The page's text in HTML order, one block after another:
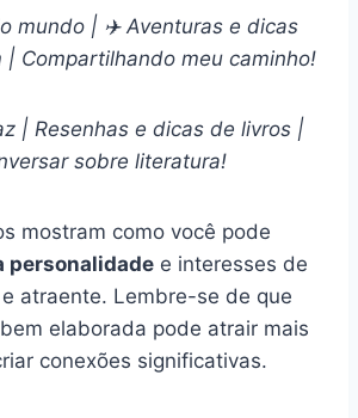
mundo | ✈️ Aventuras e dicas
| Compartilhando meu caminho!
| Resenhas e dicas de livros |
sobre literatura!
mostram como você pode
personalidade e interesses de
atraente. Lembre-se de que
elaborada pode atrair mais
conexões significativas.